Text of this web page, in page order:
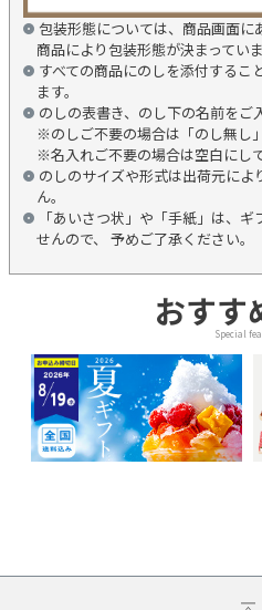
包装形態については、商品画面に
商品により包装形態が決まっていま
すべての商品にのしを添付する
ます。
のしの表書き、のし下の名前をご
※のしご不要の場合は「のし無し
※名入れご不要の場合は空白にし
のしのサイズや形式は出荷元に
ん。
「あいさつ状」や「手紙」は、
せんので、 予めご了承ください。
おすす
Special